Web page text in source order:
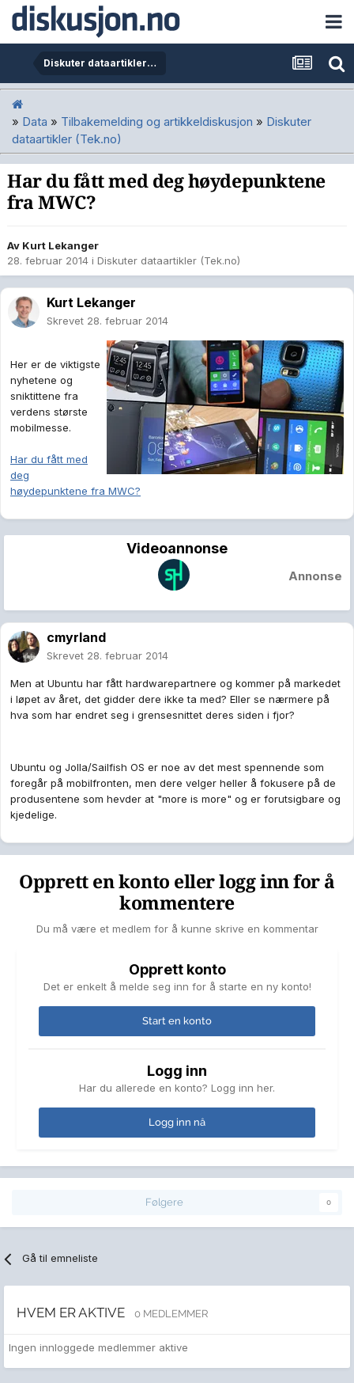
Diskuter dataartikler (Tek.no)
» Data » Tilbakemelding og artikkeldiskusjon » Diskuter
dataartikler (Tek.no)
Har du fått med deg høydepunktene
fra MWC?
Av Kurt Lekanger
28. februar 2014 i Diskuter dataartikler (Tek.no)
Kurt Lekanger
Skrevet 28. februar 2014
Her er de viktigste
nyhetene og
sniktittene fra
verdens største
mobilmesse.
Har du fått med
deg
høydepunktene fra MWC?
Videoannonse
Annonse
cmyrland
Skrevet 28. februar 2014
Men at Ubuntu har fått hardwarepartnere og kommer på markedet
i løpet av året, det gidder dere ikke ta med? Eller se nærmere på
hva som har endret seg i grensesnittet deres siden i fjor?
Ubuntu og Jolla/Sailfish OS er noe av det mest spennende som
foregår på mobilfronten, men dere velger heller å fokusere på de
produsentene som hevder at "more is more" og er forutsigbare og
kjedelige.
Opprett en konto eller logg inn for å
kommentere
Du må være et medlem for å kunne skrive en kommentar
Opprett konto
Det er enkelt å melde seg inn for å starte en ny konto!
Start en konto
Logg inn
Har du allerede en konto? Logg inn her.
Logg inn nå
Følgere 0
Gå til emneliste
HVEM ER AKTIVE 0 MEDLEMMER
Ingen innloggede medlemmer aktive